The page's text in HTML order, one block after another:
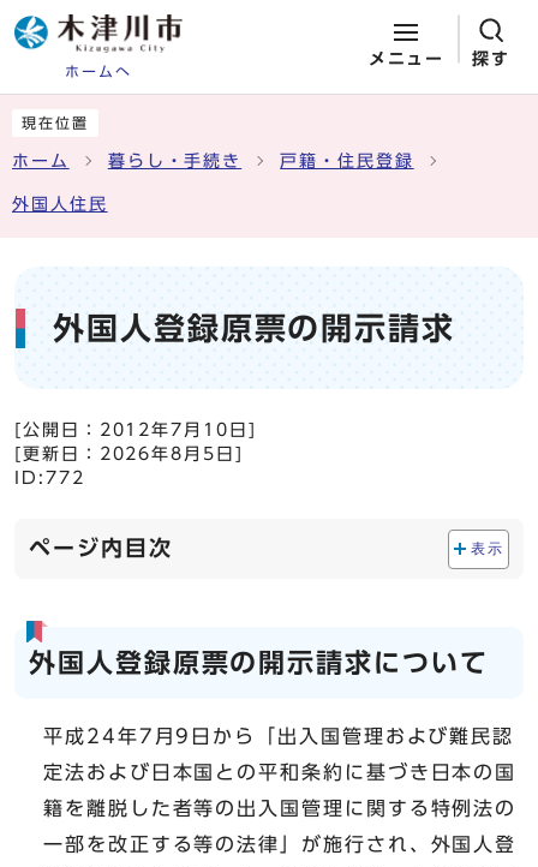
ホームへ
メニュー 探す
現在位置
ホーム 暮らし・手続き 戸籍・住民登録
外国人住民
外国人登録原票の開示請求
[公開日： 2012年7月10日
[更新日： 2026年8月5日
ID:772
ページ内目次 表示
外国人登録原票の開示請求について
平成24年7月9日から「出入国管理および難民認
定法および日本国との平和条約に基づき日本の国
籍を離脱した者等の出入国管理に関する特例法の
一部を改正する等の法律」が施行され、外国人登